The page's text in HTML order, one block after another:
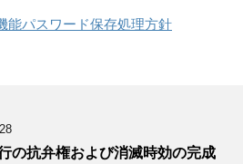
能パスワード保存処理方針
の抗弁権および消滅時効の完成